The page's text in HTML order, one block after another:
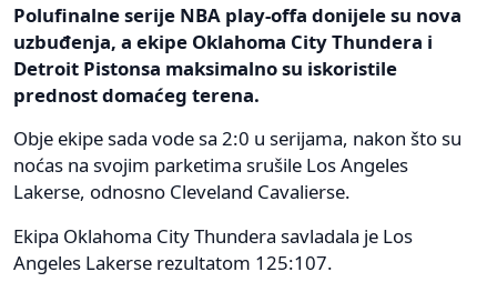
Polufinalne serije NBA play-offa donijele su nova
uzbuđenja, a ekipe Oklahoma City Thundera i
Detroit Pistonsa maksimalno su iskoristile
prednost domaćeg terena.
Obje ekipe sada vode sa 2:0 u serijama, nakon što su
noćas na svojim parketima srušile Los Angeles
Lakerse, odnosno Cleveland Cavalierse.
Ekipa Oklahoma City Thundera savladala je Los
Angeles Lakerse rezultatom 125:107.